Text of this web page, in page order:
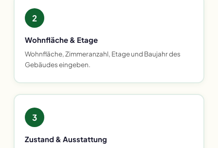
2
Wohnfläche & Etage
Wohnfläche, Zimmeranzahl, Etage und Baujahr des
Gebäudes eingeben.
3
Zustand & Ausstattung